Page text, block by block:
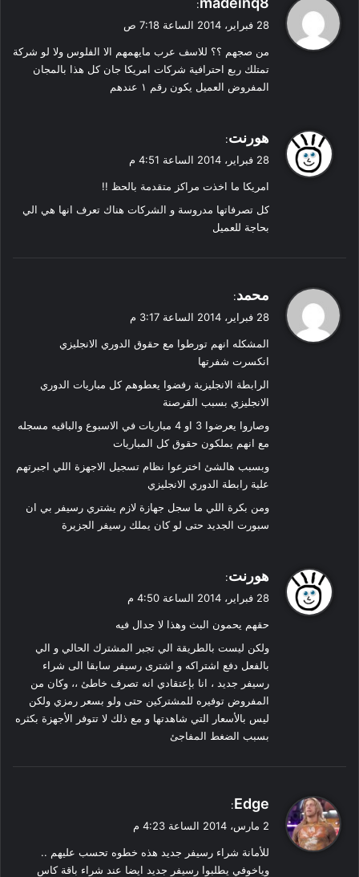
ل
:
28 فبراير، 2014 الساعة 7:18 ص
من صجهم ؟؟ للاسف عرب مايهمهم الا الفلوس ولا لو شركة
تمتلك ربع احترافية شركات امريكا جان كل هذا بالمجان
المفروض العميل يكون رقم ١ عندهم
ل
هورنت:
28 فبراير، 2014 الساعة 4:51 م
امريكا ما اخذت مراكز متقدمة بالحظ !!
كل تصرفاتها مدروسة و الشركات هناك تعرف انها هي الي
بحاجة للعميل
ل
محمد:
28 فبراير، 2014 الساعة 3:17 م
المشكله انهم تورطوا مع حقوق الدوري الانجليزي
انكسرت شفرتها
الرابطة الانجليزية رفضوا يعطوهم كل مباريات الدوري
الانجليزي بسبب القرصنة
وصاروا يعرضوا 3 او 4 مباريات في الاسبوع والباقيه مسجله
مع انهم يملكون حقوق كل المباريات
وبسبب هالشئ اخترعوا نظام تسجيل الاجهزة اللي اجبرتهم
علية رابطة الدوري الانجليزي
ومن بكرة اللي ما سجل جهازة لازم يشتري رسيفر بي ان
سبورت الجديد حتى لو كان يملك رسيفر الجزيرة
ل
هورنت:
28 فبراير، 2014 الساعة 4:50 م
حقهم يحمون البث وهذا لا جدال فيه
ولكن ليست بالطريقة الي تجبر المشترك الحالي و الي
بالفعل دفع اشتراكه و اشترى رسيفر سابقا الى شراء
رسيفر جديد ، انا بإعتقادي انه تصرف خاطئ ،، وكان من
المفروض توفيره للمشتركين حتى ولو بسعر رمزي ولكن
ليس بالأسعار التي شاهدتها و مع ذلك لا تتوفر الأجهزة بكثره
بسبب الضغط المفاجئ
ي
ل
Edge
:
2 مارس، 2014 الساعة 4:23 م
للأمانة شراء رسيفر جديد هذه خطوه تحسب عليهم ..
وياخوفي يطلبوا رسيفر جديد ايضا عند شراء باقة كاس